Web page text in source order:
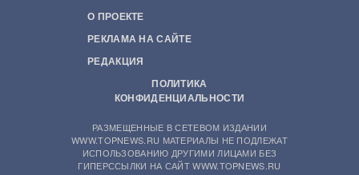
О ПРОЕКТЕ
РЕКЛАМА НА САЙТЕ
РЕДАКЦИЯ
ПОЛИТИКА
КОНФИДЕНЦИАЛЬНОСТИ
РАЗМЕЩЕННЫЕ В СЕТЕВОМ ИЗДАНИИ
WWW.TOPNEWS.RU МАТЕРИАЛЫ НЕ ПОДЛЕЖАТ
ИСПОЛЬЗОВАНИЮ ДРУГИМИ ЛИЦАМИ БЕЗ
ГИПЕРССЫЛКИ НА САЙТ WWW.TOPNEWS.RU